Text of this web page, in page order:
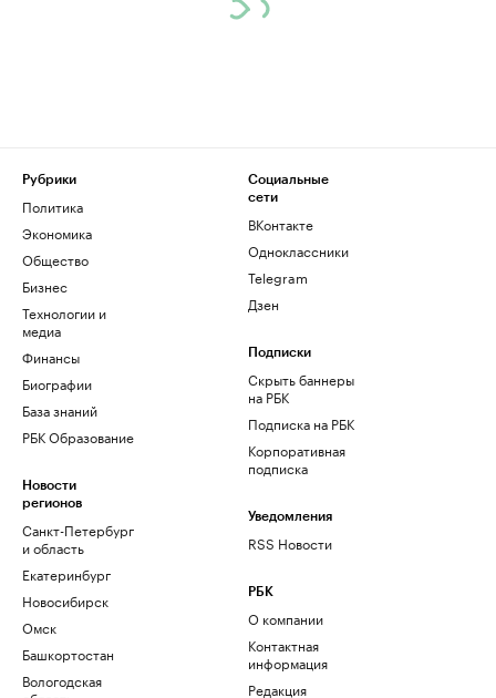
Рубрики
Политика
Экономика
Общество
Бизнес
Технологии и
медиа
Финансы
Биографии
База знаний
РБК Образование
Новости
регионов
Санкт-Петербург
и область
Екатеринбург
Новосибирск
Омск
Башкортостан
Вологодская
Социальные
сети
ВКонтакте
Одноклассники
Telegram
Дзен
Подписки
Скрыть баннеры
на РБК
Подписка на РБК
Корпоративная
подписка
Уведомления
RSS Новости
РБК
О компании
Контактная
информация
Редакция